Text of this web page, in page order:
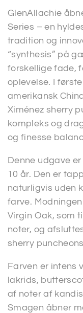
GlenAllachie
Series – en
tradition og
“synthesis” på
forskellige fade,
oplevelse. I
amerikansk
Ximénez sherry
kompleks og
og finesse
Denne udgave
10 år. Den er
naturligvis uden
farve.
Virgin Oak, som
noter, og
sherry
Farven er intens
lakrids,
af noter af
Smagen åbner